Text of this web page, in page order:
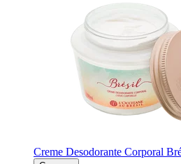
Creme Desodorante Corporal